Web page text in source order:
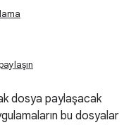
dosya paylaşacak
bu dosyalar